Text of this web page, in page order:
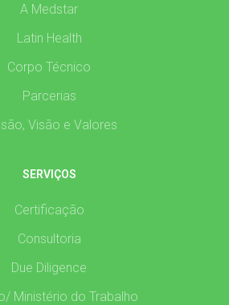
A Medstar
Latin Health
Corpo Técnico
Parcerias
Visão e Valores
SERVIÇOS
Certificação
Consultoria
Due Diligence
Ministério do Trabalho